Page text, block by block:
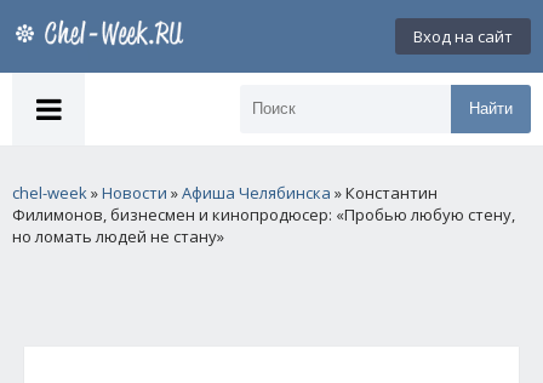
Вход на сайт
Найти
chel-week»Новости »Афиша Челябинска » Константин
Филимонов, бизнесмен и кинопродюсер: «Пробью любую стену,
но ломать людей не стану»